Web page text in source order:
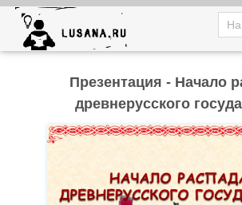
Презентация - Начало
древнерусского